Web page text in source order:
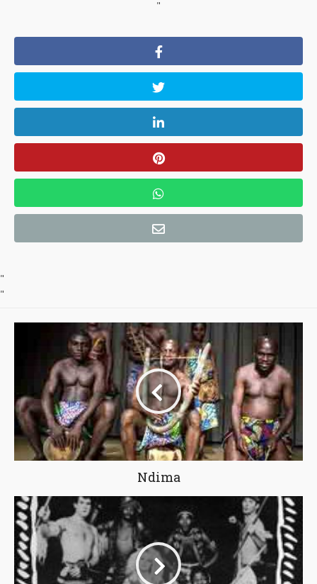
"
"
"
Ndima